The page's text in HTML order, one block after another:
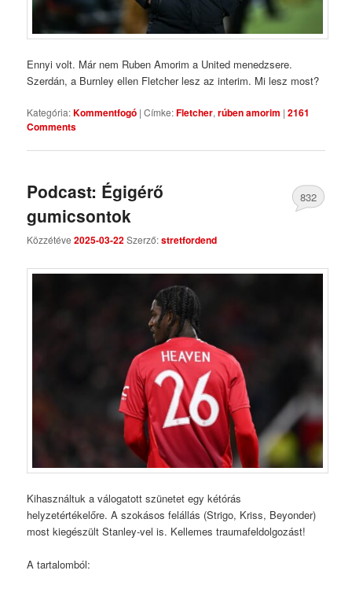
Ennyi volt. Már nem Ruben Amorim a United menedzsere.
Szerdán, a Burnley ellen Fletcher lesz az interim. Mi lesz most?
Kategória:Kommentfogó |Címke:Fletcher,rúben amorim |2161
Comments
Podcast: Égigérő
gumicsontok
Közzétéve2025-03-22Szerző:stretfordend
832
Kihasználtuk a válogatott szünetet egy kétórás
helyzetértékelőre. A szokásos felállás (Strigo, Kriss, Beyonder)
most kiegészült Stanley-vel is. Kellemes traumafeldolgozást!
A tartalomból: